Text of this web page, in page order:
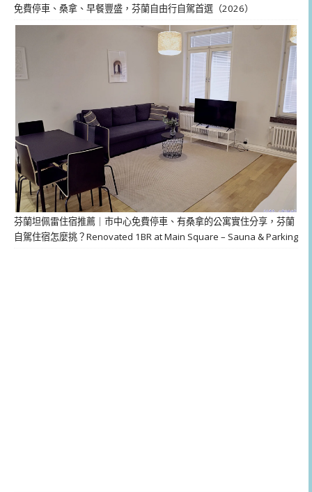
免費停車、桑拿、早餐豐盛，芬蘭自由行自駕首選（2026）
芬蘭坦佩雷住宿推薦｜市中心免費停車、有桑拿的公寓實住分享，芬蘭
自駕住宿怎麼挑？Renovated 1BR at Main Square – Sauna & Parking